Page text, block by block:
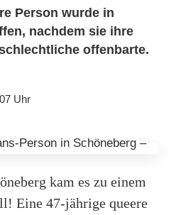
Person wurde in
nachdem sie ihre
offenbarte.
Uhr
kam es zu einem
Eine 47-jährige queere